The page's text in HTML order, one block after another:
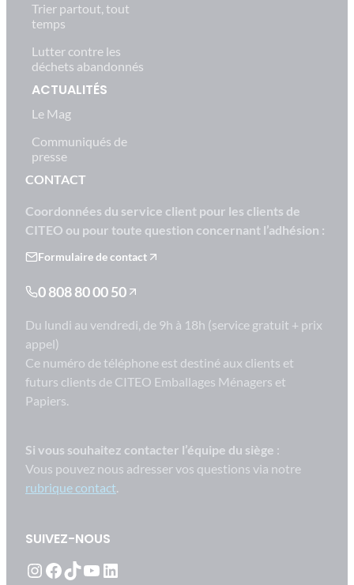
Trier partout, tout
temps
Lutter contre les
déchets abandonnés
ACTUALITÉS
Le Mag
Communiqués de
presse
CONTACT
Coordonnées du service client pour les clients de
CITEO ou pour toute question concernant l’adhésion :
Formulaire de contact
0 808 80 00 50
Du lundi au vendredi, de 9h à 18h (service gratuit + prix
appel)
Ce numéro de téléphone est destiné aux clients et
futurs clients de CITEO Emballages Ménagers et
Papiers.
Si vous souhaitez contacter l’équipe du siège :
Vous pouvez nous adresser vos questions via notre
rubrique contact.
SUIVEZ-NOUS
Instagram Facebook TikTok YouTube LinkedIn